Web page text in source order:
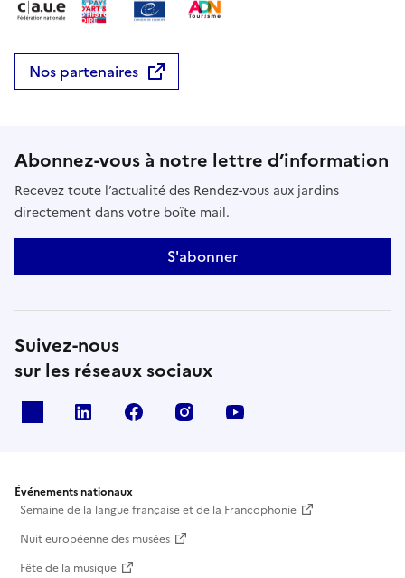
Nos partenaires
Abonnez-vous à notre lettre d’information
Recevez toute l’actualité des Rendez-vous aux jardins
directement dans votre boîte mail.
S'abonner
Suivez-nous
sur les réseaux sociaux
Linkedin Facebook Instagram
Événements nationaux
Semaine de la langue française et de la Francophonie
Nuit européenne des musées
Fête de la musique